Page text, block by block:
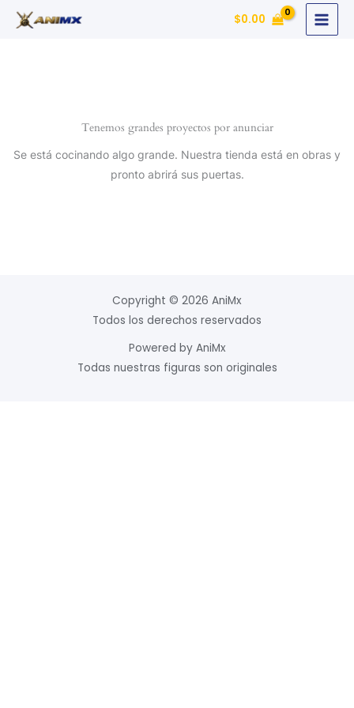
$0.00
Tenemos grandes proyectos por anunciar
Se está cocinando algo grande. Nuestra tienda está en obras y
pronto abrirá sus puertas.
Copyright © 2026 AniMx
Todos los derechos reservados
Powered by AniMx
Todas nuestras figuras son originales